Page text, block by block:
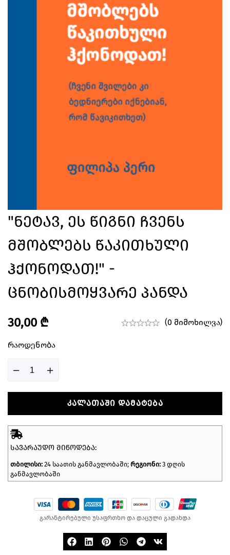
"ნეტავ, Ეს Წიგნი Ჩვენს
Მშობლებს Წაკითხული
Ჰქონოდათ!" -
Ცნობისმოყვარე Პანდა
30,00 ₾ (0 მიმოხილვა)
Რაოდენობა
ᲙᲐᲚᲐᲗᲐᲨᲘ ᲓᲐᲛᲐᲢᲔᲑᲐ
ᲡᲐᲕᲐᲠᲐᲣᲓᲝ ᲛᲘᲬᲝᲓᲔᲑᲐ:
თბილისი: 24 საათის განმავლობაში; რეგიონი: 3 დღის
განმავლობაში
გარანტირებული უსაფრთხო და დაცული გადახდა